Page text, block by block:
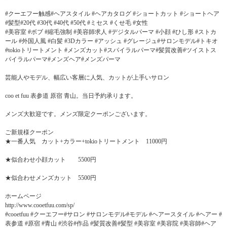
#クーエフー触感#ヘアスタイル #ヘアカタログ #ショートカット #ショートヘア
#髪型#20代 #30代 #40代 #50代 #ミセス #くせ毛 #女性
#美容室 #ボブ #縮毛強制 #美容師求人 #デジタルパーマ #小顔 #ひし形 #ストカ
ール #外国人風 #白髪 #3Dカラー #アッシュ #グレージュ#サロンモデル#トキオ
#tokioトリートメント #メンズカット#スパイラルパーマ#髪質改善#ツイストス
パイラルパーマ#メンズヘア#メンズパーマ
芸能人やモデル、幅広い客層に人気、カットが上手いサロン
coo et fuu 表参道 原宿 青山。当日予約承ります。
メンズ大歓迎です。メンズ限定クーポンございます。
ご新規様クーポン
★一番人気 カット+カラー+tokioトリートメント 11000円
★似合わせ小顔カット 5500円
★似合わせメンズカット 5500円
ホームページ
http://www.cooetfuu.com/sp/
#cooetfuu #クーエフー#サロン #サロンモデル#モデル #ヘアースタイル #ヘアー #
表参道 #原宿 #青山 #渋谷#作品 #髪質改善#髪型 #美容室 #美容院 #美容師#ヘア